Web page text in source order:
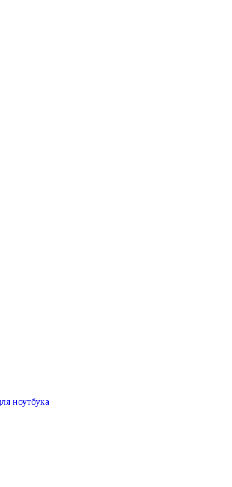
ноутбука